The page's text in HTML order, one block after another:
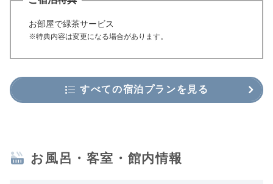
お部屋で緑茶サービス
※特典内容は変更になる場合があります。
すべての宿泊プランを見る
お風呂・客室・館内情報